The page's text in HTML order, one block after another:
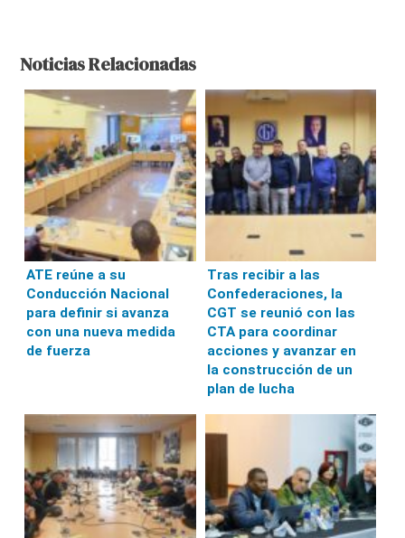
Noticias Relacionadas
ATE reúne a su
Conducción Nacional
para definir si avanza
con una nueva medida
de fuerza
Tras recibir a las
Confederaciones, la
CGT se reunió con las
CTA para coordinar
acciones y avanzar en
la construcción de un
plan de lucha